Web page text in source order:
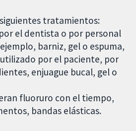
tratamientos:
el dentista o por personal
barniz, gel o espuma,
por el paciente, por
enjuague bucal, gel o
fluoruro con el tiempo,
bandas elásticas.